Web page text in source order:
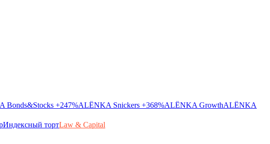
Bonds&Stocks +247%ALЁNKA Snickers +368%ALЁNKA GrowthALЁNKA
Индексный тортLaw & Capital